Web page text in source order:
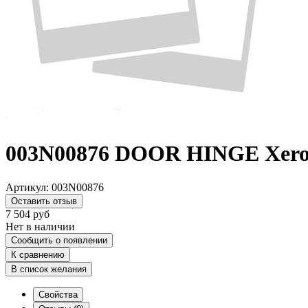
003N00876 DOOR HINGE
Артикул: 003N00876
Оставить отзыв
7 504 руб
Нет в наличии
Сообщить о появлении
К сравнению
В список желания
Свойства